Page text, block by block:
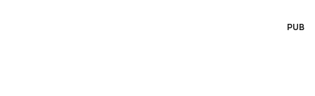
PUB